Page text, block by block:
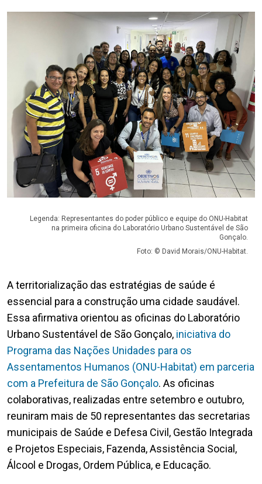
Legenda: Representantes do poder público e equipe do ONU-Habitat
na primeira oficina do Laboratório Urbano Sustentável de São
Gonçalo.
Foto: © David Morais/ONU-Habitat.
A territorialização das estratégias de saúde é
essencial para a construção uma cidade saudável.
Essa afirmativa orientou as oficinas do Laboratório
Urbano Sustentável de São Gonçalo, iniciativa do
Programa das Nações Unidades para os
Assentamentos Humanos (ONU-Habitat) em parceria
com a Prefeitura de São Gonçalo. As oficinas
colaborativas, realizadas entre setembro e outubro,
reuniram mais de 50 representantes das secretarias
municipais de Saúde e Defesa Civil, Gestão Integrada
e Projetos Especiais, Fazenda, Assistência Social,
Álcool e Drogas, Ordem Pública, e Educação.